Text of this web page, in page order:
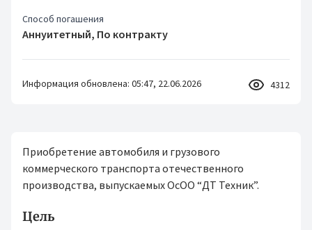
Способ погашения
Аннуитетный, По контракту
Информация обновлена: 05:47, 22.06.2026 4312
Приобретение автомобиля и грузового
коммерческого транспорта отечественного
производства, выпускаемых ОсОО “ДТ Техник”.
Цель